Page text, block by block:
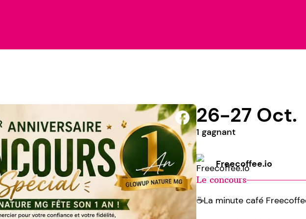
26-27 Oct.
1 gagnant
Freecoffee.io
Le concours
☕️La minute café